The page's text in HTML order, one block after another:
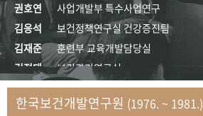
50+1주년 기념
성과 50선 숫자로 보는 50년
세계와 함께 한 KIHASA
권호연
사업개발부 특수사업연구
김응석
보건정책연구실 건강증진팀
김재준
훈련부 교육개발담당실
김정태
보건관리연구실
김지자
연구부 사회개발담당실
김태룡
조사평가부 연구과
한국보건개발연구원 (1976. ~ 1981.)